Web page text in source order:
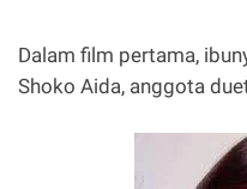
Dalam film pertama,
Shoko Aida, anggota